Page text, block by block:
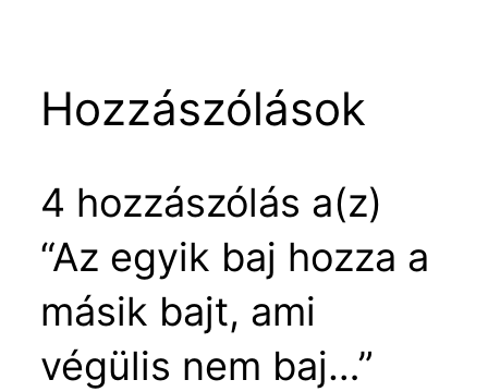
Hozzászólások
4 hozzászólás a(z)
“Az egyik baj hozza a
másik bajt, ami
végülis nem baj…”